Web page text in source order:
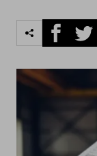
Facebook